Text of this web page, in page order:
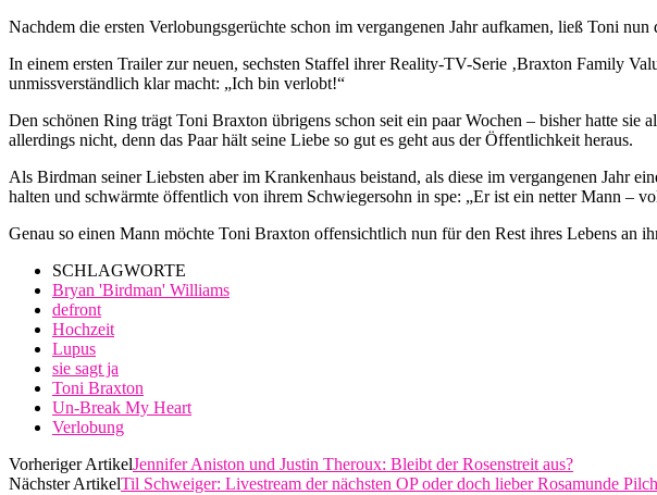
Nachdem die ersten Verlobungsgerüchte schon im vergangenen Jahr aufkamen, ließ Toni
In einem ersten Trailer zur neuen, sechsten Staffel ihrer Reality-TV-Serie ‚Braxton Family
unmissverständlich klar macht: „Ich bin verlobt!“
Den schönen Ring trägt Toni Braxton übrigens schon seit ein paar Wochen – bisher hatte
allerdings nicht, denn das Paar hält seine Liebe so gut es geht aus der Öffentlichkeit heraus.
Als Birdman seiner Liebsten aber im Krankenhaus beistand, als diese im vergangenen Jahr
halten und schwärmte öffentlich von ihrem Schwiegersohn in spe: „Er ist ein netter Mann –
Genau so einen Mann möchte Toni Braxton offensichtlich nun für den Rest ihres Lebens an
SCHLAGWORTE
Bryan 'Birdman' Williams
defront
Hochzeit
Lupus
sie sagt ja
Toni Braxton
Un-Break My Heart
Verlobung
Vorheriger ArtikelJennifer Aniston und Justin Theroux: Bleibt der Rosenstreit aus?
Nächster ArtikelTil Schweiger: Livestream der nächsten OP oder doch lieber Rosamunde